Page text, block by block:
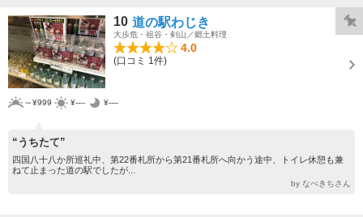
10 道の駅わじき
大歩危・祖谷・剣山／郷土料理
4.0
(口コミ 1件)
～¥999 ¥---- ¥----
“うちたて”
四国八十八か所巡礼中、第22番札所から第21番札所へ向かう途中、トイレ休憩も兼
ねて止まった道の駅でしたが...
by なべきちさん